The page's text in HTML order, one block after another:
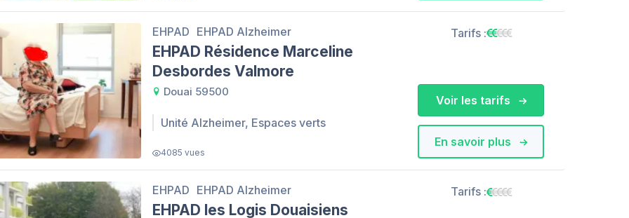
EHPAD EHPAD Alzheimer
EHPAD Résidence Marceline
Desbordes Valmore
Douai 59500
Unité Alzheimer, Espaces verts
4085 vues
Tarifs :
En savoir plus
Voir les tarifs
EHPAD EHPAD Alzheimer
EHPAD les Logis Douaisiens
Tarifs :